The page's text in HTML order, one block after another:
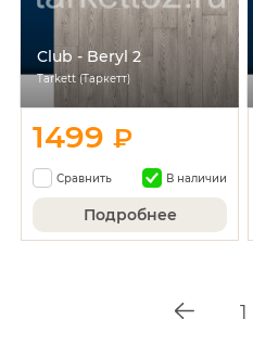
Club - Beryl 2
Tarkett (Таркетт)
1499₽
Сравнить В наличии
Подробнее
1